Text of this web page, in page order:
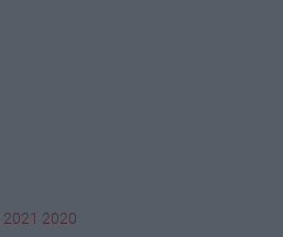
2021 2020